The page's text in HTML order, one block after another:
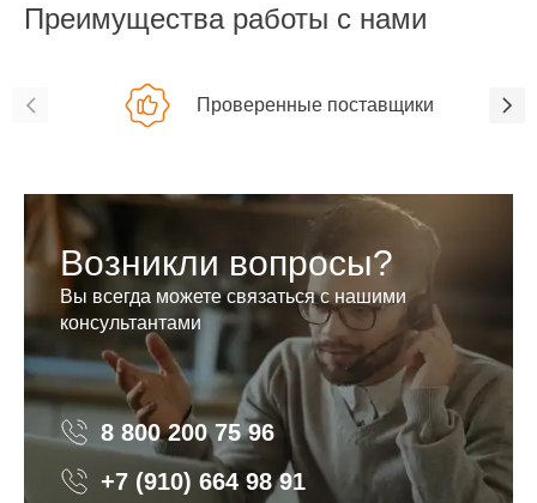
Преимущества работы с нами
Проверенные поставщики
Возникли вопросы?
Вы всегда можете связаться с нашими
консультантами
8 800 200 75 96 8 800 200 75 96
+7 (910) 664 98 91